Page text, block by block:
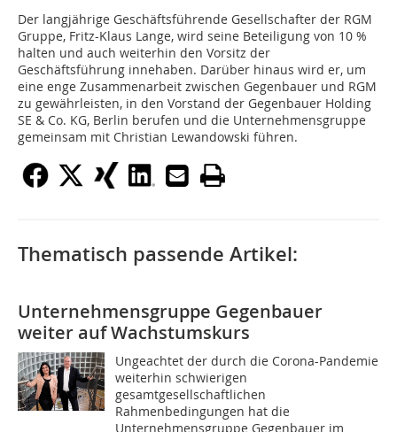
Der langjährige Geschäftsführende Gesellschafter der RGM
Gruppe, Fritz-Klaus Lange, wird seine Beteiligung von 10 %
halten und auch weiterhin den Vorsitz der
Geschäftsführung innehaben. Darüber hinaus wird er, um
eine enge Zusammenarbeit zwischen Gegenbauer und RGM
zu gewährleisten, in den Vorstand der Gegenbauer Holding
SE & Co. KG, Berlin berufen und die Unternehmensgruppe
gemeinsam mit Christian Lewandowski führen.
Thematisch passende Artikel:
Unternehmensgruppe Gegenbauer
weiter auf Wachstumskurs
Ungeachtet der durch die Corona-Pandemie
weiterhin schwierigen
gesamtgesellschaftlichen
Rahmenbedingungen hat die
Unternehmensgruppe Gegenbauer im